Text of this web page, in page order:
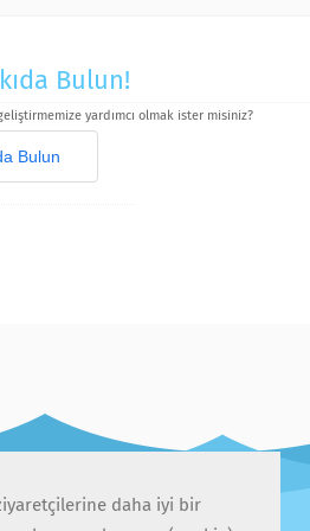
Bulun!
yardımcı olmak ister misiniz?
Bulun
daha iyi bir